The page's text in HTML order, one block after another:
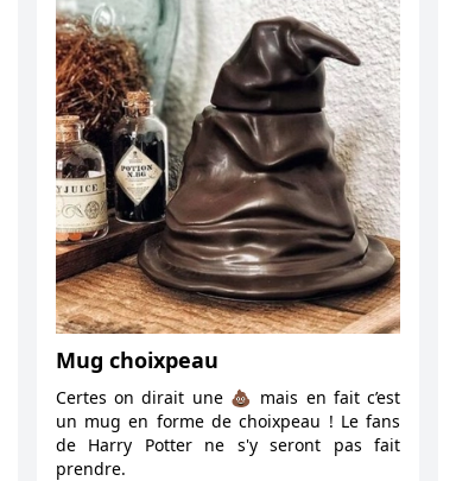
Mug choixpeau
Certes on dirait une 💩 mais en fait c’est
un mug en forme de choixpeau ! Le fans
de Harry Potter ne s'y seront pas fait
prendre.